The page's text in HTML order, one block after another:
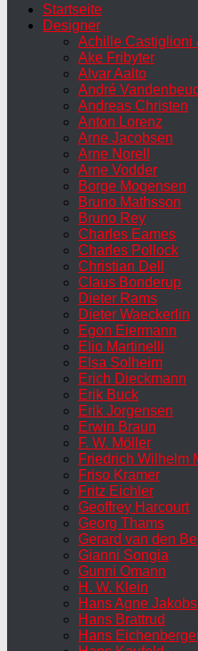
Startseite
Designer
Achille Castiglioni
Ake Fribyter
Alvar Aalto
André
Andreas Christen
Anton Lorenz
Arne Jacobsen
Arne Norell
Arne Vodder
Borge Mogensen
Bruno Mathsson
Bruno Rey
Charles Eames
Charles Pollock
Christian Dell
Claus Bonderup
Dieter Rams
Dieter Waeckerlin
Egon Eiermann
Elio Martinelli
Elsa Solheim
Erich Dieckmann
Erik Buck
Erik Jorgensen
Erwin Braun
F. W. Möller
Friedrich Wilhelm
Friso Kramer
Fritz Eichler
Geoffrey Harcourt
Georg Thams
Gerard van den
Gianni Songia
Gunni Omann
H. W. Klein
Hans Agne
Hans Brattrud
Hans